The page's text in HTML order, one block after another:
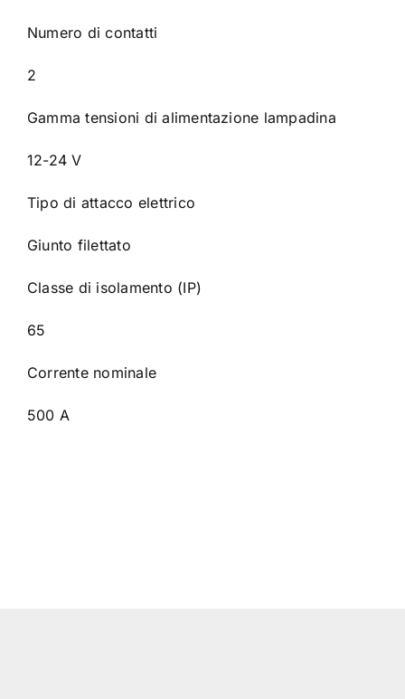
Numero di contatti
2
Gamma tensioni di alimentazione lampadina
12-24 V
Tipo di attacco elettrico
Giunto filettato
Classe di isolamento (IP)
65
Corrente nominale
500 A